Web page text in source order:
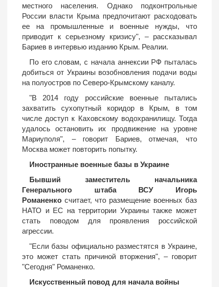
местного населения. Однако подконтрольные
России власти Крыма предпочитают расходовать
ее на промышленные и военные нужды, что
приводит к серьезному кризису", – рассказывал
Бариев в интервью изданию Крым. Реалии.
По его словам, с начала аннексии РФ пыталась
добиться от Украины возобновления подачи воды
на полуостров по Северо-Крымскому каналу.
"В 2014 году российские военные пытались
захватить сухопутный коридор в Крым, в том
числе доступ к Каховскому водохранилищу. Тогда
удалось остановить их продвижение на уровне
Мариуполя", – говорит Бариев, отмечая, что
Москва может повторить попытку.
Иностранные военные базы в Украине
Бывший заместитель начальника
Генерального штаба ВСУ Игорь
Романенко считает, что размещение военных баз
НАТО и ЕС на территории Украины также может
стать поводом для проявления российской
агрессии.
"Если базы официально разместятся в Украине,
это может стать причиной вторжения", – говорит
"Сегодня" Романенко.
Искусственный повод для начала войны